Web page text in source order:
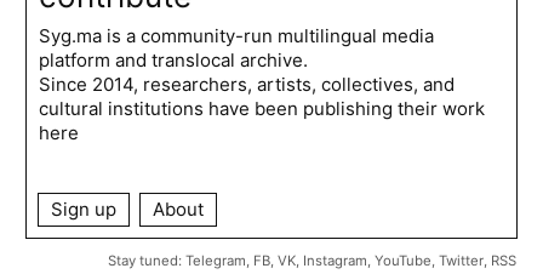
Syg.ma is a community-run multilingual media
platform and translocal archive.
Since 2014, researchers, artists, collectives, and
cultural institutions have been publishing their work
here
Sign up About
Stay tuned: Telegram, FB, VK, Instagram, YouTube, Twitter, RSS